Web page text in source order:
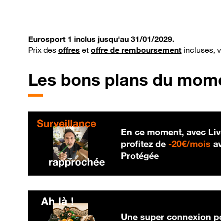
Eurosport 1 inclus jusqu'au 31/01/2029.
Prix des offres et offre de remboursement incluses,
Les bons plans du
En ce moment, avec
profitez de -20€/mois
Protégée
Une super connexion